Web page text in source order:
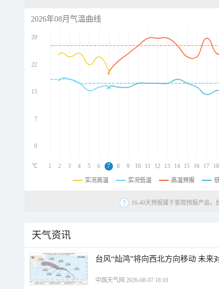
2026年08月气温曲线
29
22
15
7
0
1 2 3 4 5 6 7 8 9 10 11 12 13 14 15 16 17 18
℃
实况高温 实况低温 高温预报
16-40天预报属于客观预报产品
天气资讯
台风“灿鸿”将向西北方向移动 未来
中国天气网 2026-08-07 18:10